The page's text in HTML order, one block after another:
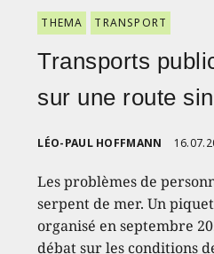
THEMA TRANSPORT
Transports
sur une route
LÉO-PAUL HOFFMANN
Les problèmes de
serpent de mer. Un
organisé en septembre
débat sur les conditions